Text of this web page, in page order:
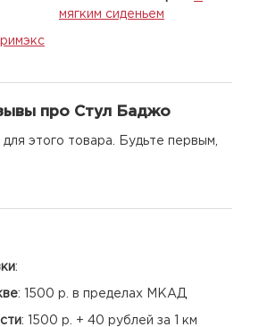
мягким сиденьем
про Стул Баджо
этого товара. Будьте первым,
:
: 1500 р. в пределах МКАД
: 1500 р. + 40 рублей за 1 км